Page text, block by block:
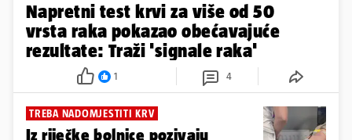
Napretni test krvi za više od 50
vrsta raka pokazao obećavajuće
rezultate: Traži 'signale raka'
1 4
TREBA NADOMJESTITI KRV
Iz riječke bolnice pozivaju